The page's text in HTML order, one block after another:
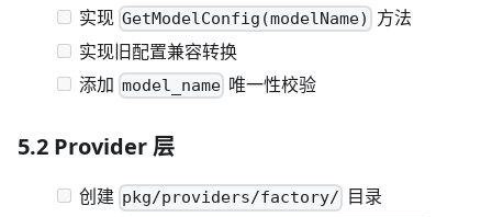
实现 GetModelConfig(modelName)
方法
实现旧配置兼容转换
添加 model_name 唯一性校验
5.2 Provider 层
创建 pkg/providers/factory/ 目录